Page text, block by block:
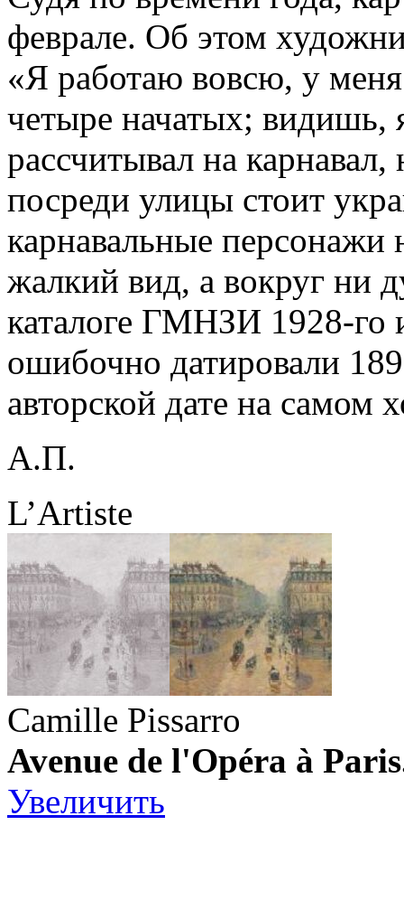
феврале. Об этом
«Я работаю вовсю, у
четыре начатых; видишь,
рассчитывал на
посреди улицы стоит
карнавальные
жалкий вид, а вокруг ни
каталоге ГМНЗИ 1928-
ошибочно датировали
авторской дате на самом
А.П.
L’Artiste
Camille Pissarro
Avenue de l'Opéra à
Увеличить